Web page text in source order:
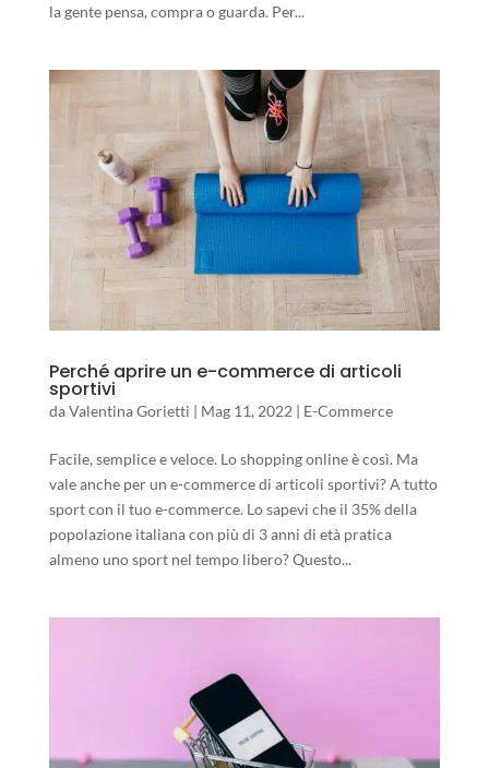
la gente pensa, compra o guarda. Per...
Perché aprire un e-commerce di articoli
sportivi
daValentina Gorietti | Mag 11, 2022 | E-Commerce
Facile, semplice e veloce. Lo shopping online è così. Ma
vale anche per un e-commerce di articoli sportivi? A tutto
sport con il tuo e-commerce. Lo sapevi che il 35% della
popolazione italiana con più di 3 anni di età pratica
almeno uno sport nel tempo libero? Questo...